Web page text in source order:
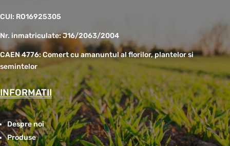
CUI: RO16925305
Nr. inmatriculate: J16/2063/2004
CAEN 4776: Comert cu amanuntul al florilor, plantelor si
semintelor
INFORMATII
Despre noi
Produse